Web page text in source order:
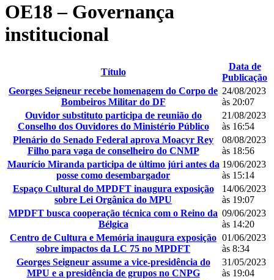
OE18 – Governança
institucional
Título
Data de
Publicação
Georges Seigneur recebe homenagem do Corpo de
Bombeiros Militar do DF
24/08/2023
às 20:07
Ouvidor substituto participa de reunião do
Conselho dos Ouvidores do Ministério Público
21/08/2023
às 16:54
Plenário do Senado Federal aprova Moacyr Rey
Filho para vaga de conselheiro do CNMP
08/08/2023
às 18:56
Maurício Miranda participa de último júri antes da
posse como desembargador
19/06/2023
às 15:14
Espaço Cultural do MPDFT inaugura exposição
sobre Lei Orgânica do MPU
14/06/2023
às 19:07
MPDFT busca cooperação técnica com o Reino da
Bélgica
09/06/2023
às 14:20
Centro de Cultura e Memória inaugura exposição
sobre impactos da LC 75 no MPDFT
01/06/2023
às 8:34
Georges Seigneur assume a vice-presidência do
MPU e a presidência de grupos no CNPG
31/05/2023
às 19:04